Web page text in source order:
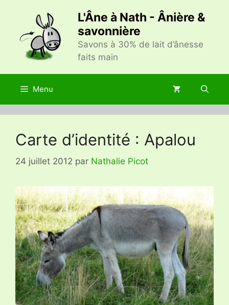
contenu
L'Âne à Nath - Ânière &
savonnière
Savons à 30% de lait d’ânesse
faits main
Menu
Carte d’identité : Apalou
24 juillet 2012 par Nathalie Picot